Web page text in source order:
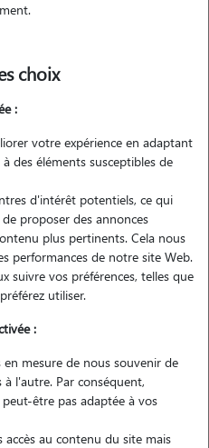
est sans engagement
choix
:
votre expérience en adaptant
des éléments susceptibles de
d'intérêt potentiels, ce qui
proposer des annonces
plus pertinents. Cela nous
performances de notre site Web.
suivre vos préférences, telles que
utiliser.
:
en mesure de nous souvenir de
l'autre. Par conséquent,
peut-être pas adaptée à vos
au contenu du site mais